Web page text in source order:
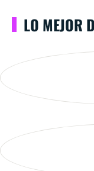
LO MEJOR